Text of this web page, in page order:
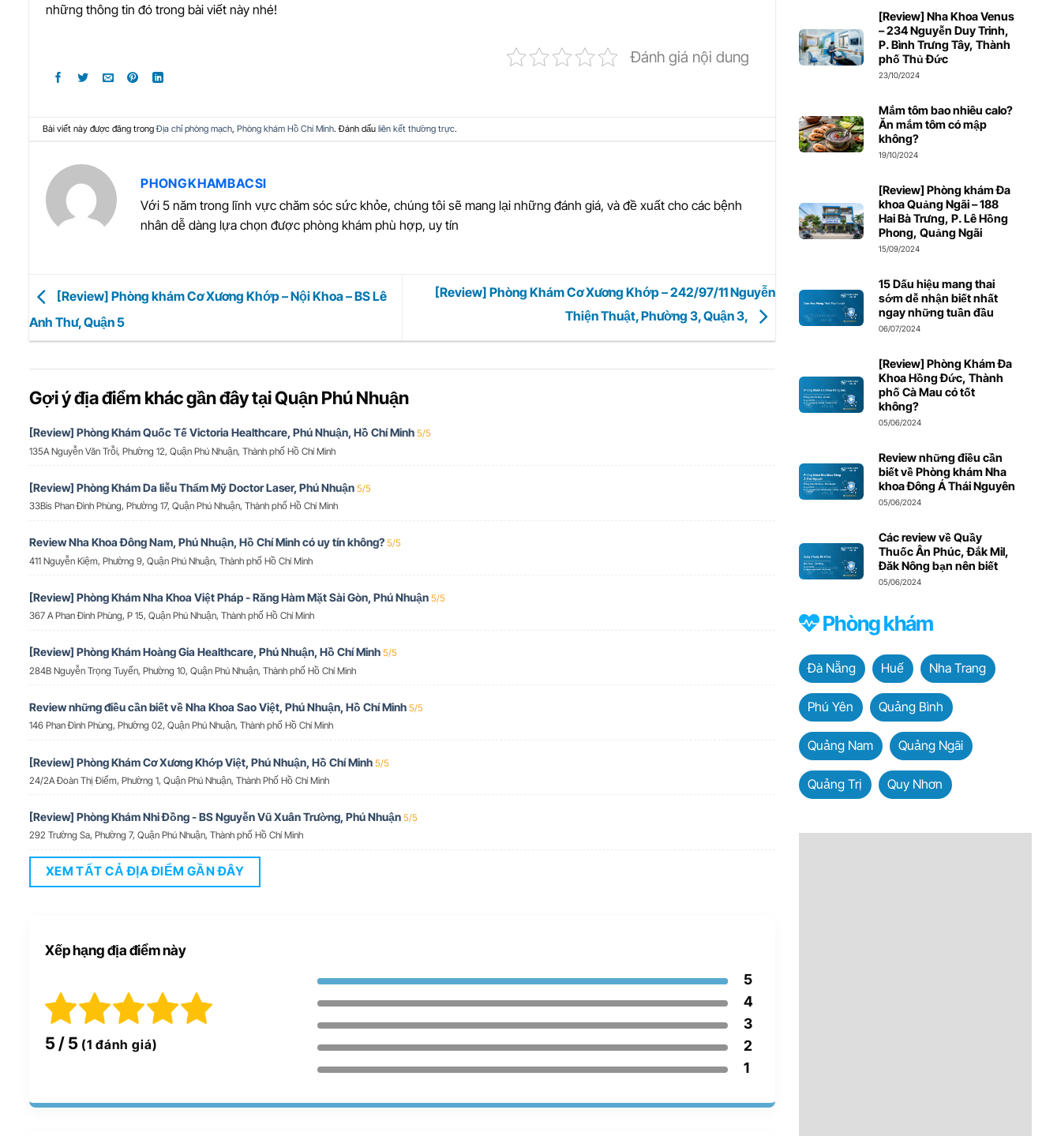
những thông tin đó trong bài viết này nhé!
Đánh giá nội dung
Bài viết này được đăng trongĐịa chỉ phòng mạch, Phòng khám Hồ Chí Minh. Đánh dấu liên kết thường trực.
PHONGKHAMBACSI
Với 5 năm trong lĩnh vực chăm sóc sức khỏe, chúng tôi sẽ mang lại những đánh giá, và đề xuất cho các bệnh
nhân dễ dàng lựa chọn được phòng khám phù hợp, uy tín
[Review] Phòng khám Cơ Xương Khớp – Nội Khoa – BS Lê
Anh Thư, Quận 5
[Review] Phòng Khám Cơ Xương Khớp – 242/97/11 Nguyễn
Thiện Thuật, Phường 3, Quận 3,
Gợi ý địa điểm khác gần đây tại Quận Phú Nhuận
[Review] Phòng Khám Quốc Tế Victoria Healthcare, Phú Nhuận, Hồ Chí Minh 5/5
135A Nguyễn Văn Trỗi, Phường 12, Quận Phú Nhuận, Thành phố Hồ Chí Minh
[Review] Phòng Khám Da liễu Thẩm Mỹ Doctor Laser, Phú Nhuận 5/5
33Bis Phan Đình Phùng, Phường 17, Quận Phú Nhuận, Thành phố Hồ Chí Minh
Review Nha Khoa Đông Nam, Phú Nhuận, Hồ Chí Minh có uy tín không? 5/5
411 Nguyễn Kiệm, Phường 9, Quận Phú Nhuận, Thành phố Hồ Chí Minh
[Review] Phòng Khám Nha Khoa Việt Pháp - Răng Hàm Mặt Sài Gòn, Phú Nhuận 5/5
367 A Phan Đình Phùng, P 15, Quận Phú Nhuận, Thành phố Hồ Chí Minh
[Review] Phòng Khám Hoàng Gia Healthcare, Phú Nhuận, Hồ Chí Minh 5/5
284B Nguyễn Trọng Tuyển, Phường 10, Quận Phú Nhuận, Thành phố Hồ Chí Minh
Review những điều cần biết về Nha Khoa Sao Việt, Phú Nhuận, Hồ Chí Minh 5/5
146 Phan Đình Phùng, Phường 02, Quận Phú Nhuận, Thành phố Hồ Chí Minh
[Review] Phòng Khám Cơ Xương Khớp Việt, Phú Nhuận, Hồ Chí Minh 5/5
24/2A Đoàn Thị Điểm, Phường 1, Quận Phú Nhuận, Thành Phố Hồ Chí Minh
[Review] Phòng Khám Nhi Đồng - BS Nguyễn Vũ Xuân Trường, Phú Nhuận 5/5
292 Trường Sa, Phường 7, Quận Phú Nhuận, Thành phố Hồ Chí Minh
XEM TẤT CẢ ĐỊA ĐIỂM GẦN ĐÂY
Xếp hạng địa điểm này
5 / 5 (1 đánh giá)
5
4
3
2
1
[Review] Nha Khoa Venus
– 234 Nguyễn Duy Trinh,
P. Bình Trưng Tây, Thành
phố Thủ Đức
23/10/2024
Mắm tôm bao nhiêu calo?
Ăn mắm tôm có mập
không?
19/10/2024
[Review] Phòng khám Đa
khoa Quảng Ngãi – 188
Hai Bà Trưng, P. Lê Hồng
Phong, Quảng Ngãi
15/09/2024
15 Dấu hiệu mang thai
sớm dễ nhận biết nhất
ngay những tuần đầu
06/07/2024
[Review] Phòng Khám Đa
Khoa Hồng Đức, Thành
phố Cà Mau có tốt
không?
05/06/2024
Review những điều cần
biết về Phòng khám Nha
khoa Đông Á Thái Nguyên
05/06/2024
Các review về Quầy
Thuốc Ân Phúc, Đắk Mil,
Đăk Nông bạn nên biết
05/06/2024
Phòng khám
Đà Nẵng Huế Nha Trang
Phú Yên Quảng Bình
Quảng Nam Quảng Ngãi
Quảng Trị Quy Nhơn